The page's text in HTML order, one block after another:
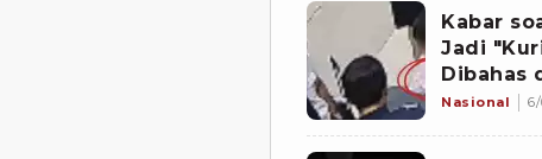
Kabar
Jadi
Dibahas
Rapat
Nasional 6/